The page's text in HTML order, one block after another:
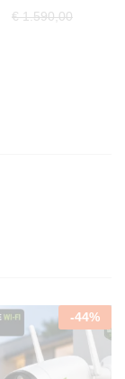
€1.590,00
-44%